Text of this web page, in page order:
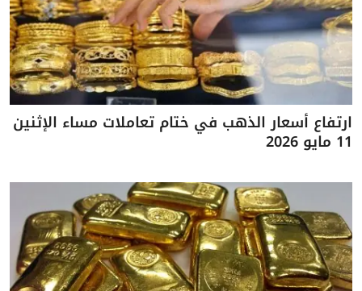
ارتفاع أسعار الذهب في ختام تعاملات مساء الإثنين
11 مايو 2026